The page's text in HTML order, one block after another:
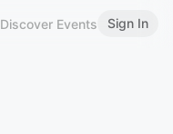
Discover Events Sign In